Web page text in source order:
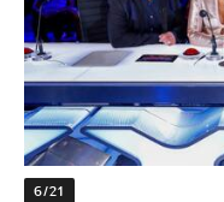
6/21